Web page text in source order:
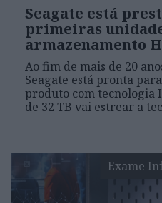
Seagate está
primeiras
armazenamento
Ao fim de mais de 20
Seagate está pronta
produto com tecnologia
de 32 TB vai estrear a
Exame